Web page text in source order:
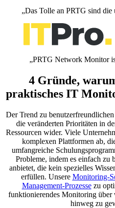
„Das Tolle an PRTG sind
„PRTG Network Monitor
4 Gründe,
praktisches IT
Der Trend zu
die veränderten Prioritäten in
Ressourcen wider. Viele
komplexen Plattformen ab,
umfangreiche
Probleme, indem es einfach zu
anbietet, die kein spezielles
erfüllen. Unsere Monitoring-
Management-Prozessezu
funktionierendes Monitoring über
hinweg zu